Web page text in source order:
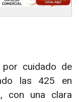
cuidado de
las 425 en
con una clara